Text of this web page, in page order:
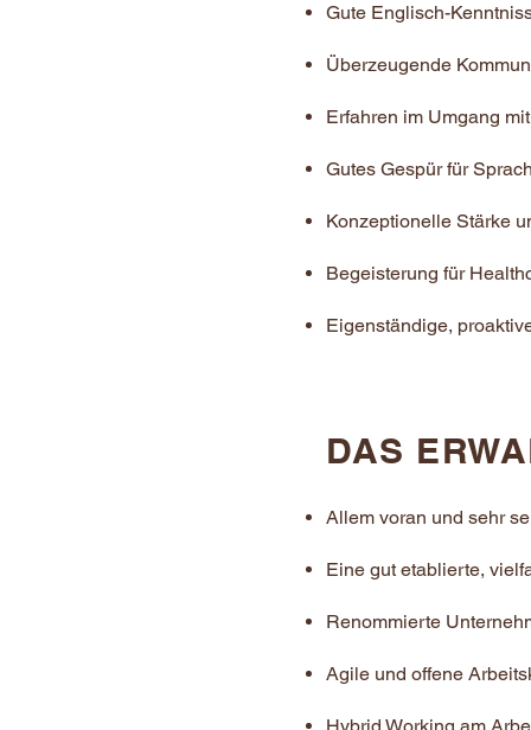
Gute Englisch-
Überzeugende
Erfahren im Umgang
Gutes Gespür für
Konzeptionelle Stärke
Begeisterung für
Eigenständige,
DAS
Allem voran und sehr
Eine gut etablierte,
Renommierte
Agile und offene